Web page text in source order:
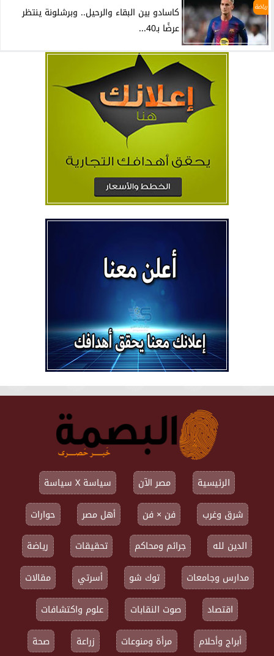
رياضة
كاسادو بين البقاء والرحيل.. وبرشلونة ينتظر
عرضًا بـ40...
الرئيسية مصر الآن
سياسة X سياسة
شرق وغرب
فن × فن أهل مصر
حوارات
الدين لله
جرائم ومحاكم تحقيقات
رياضة
مدارس وجامعات
توك شو أسرتي
مقالات
اقتصاد
صوت النقابات
علوم واكتشافات
أبراج وأحلام
مرأة ومنوعات زراعة صحة